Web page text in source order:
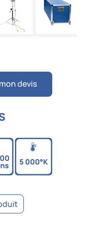
devis